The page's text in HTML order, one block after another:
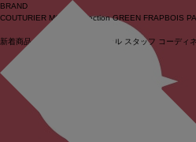
ログイン
BRAND
COUTURIER MOGA Collection GREEN FRAPBOIS
新着商品 (ライブ) セール スタッフ コーディ